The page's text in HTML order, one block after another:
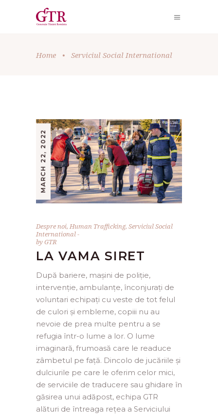
Home • Serviciul Social International
MARCH 22, 2022
Despre noi, Human Trafficking, Serviciul Social
International
byGTR
LA VAMA SIRET
După bariere, mașini de poliție,
intervenție, ambulanțe, înconjurați de
voluntari echipați cu veste de tot felul
de culori și embleme, copiii nu au
nevoie de prea multe pentru a se
refugia într-o lume a lor. O lume
imaginară, frumoasă care le readuce
zâmbetul pe față. Dincolo de jucăriile și
dulciurile pe care le oferim celor mici,
de serviciile de traducere sau ghidare în
găsirea unui adăpost, echipa GTR
alături de întreaga rețea a Serviciului